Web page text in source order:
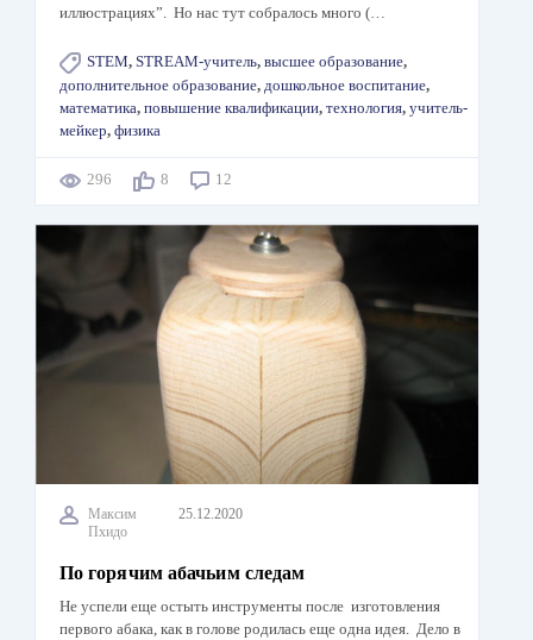
иллюстрациях”. Но нас тут собралось много (…
STEM, STREAM-учитель, высшее образование,
дополнительное образование, дошкольное воспитание,
математика, повышение квалификации, технология, учитель-
мейкер, физика
296 8 12
Максим
Пхидо
25.12.2020
По горячим абачьим следам
Не успели еще остыть инструменты после изготовления
первого абака, как в голове родилась еще одна идея. Дело в